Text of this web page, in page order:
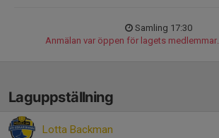
Samling 17:30
Anmälan var öppen för lagets medlemmar.
Laguppställning
Lotta Backman